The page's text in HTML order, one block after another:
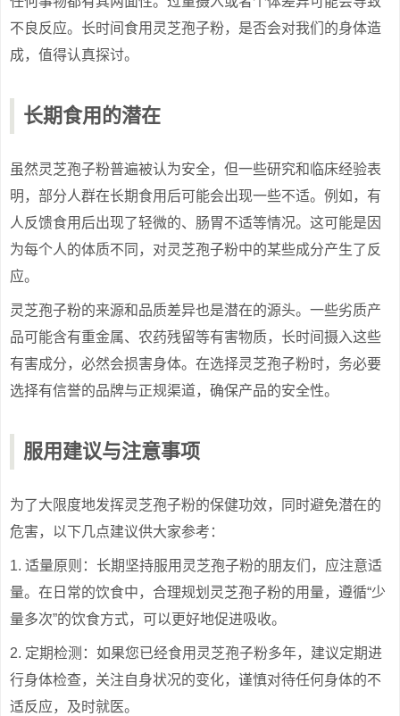
不良反应。长时间食用灵芝孢子粉，是否会对我们的身体造
成，值得认真探讨。
长期食用的潜在
虽然灵芝孢子粉普遍被认为安全，但一些研究和临床经验表
明，部分人群在长期食用后可能会出现一些不适。例如，有
人反馈食用后出现了轻微的、肠胃不适等情况。这可能是因
为每个人的体质不同，对灵芝孢子粉中的某些成分产生了反
应。
灵芝孢子粉的来源和品质差异也是潜在的源头。一些劣质产
品可能含有重金属、农药残留等有害物质，长时间摄入这些
有害成分，必然会损害身体。在选择灵芝孢子粉时，务必要
选择有信誉的品牌与正规渠道，确保产品的安全性。
服用建议与注意事项
为了大限度地发挥灵芝孢子粉的保健功效，同时避免潜在的
危害，以下几点建议供大家参考：
1. 适量原则：长期坚持服用灵芝孢子粉的朋友们，应注意适
量。在日常的饮食中，合理规划灵芝孢子粉的用量，遵循“少
量多次”的饮食方式，可以更好地促进吸收。
2. 定期检测：如果您已经食用灵芝孢子粉多年，建议定期进
行身体检查，关注自身状况的变化，谨慎对待任何身体的不
适反应，及时就医。